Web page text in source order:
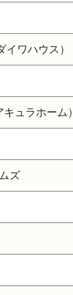
ワハウス）
ュラホーム）
ズ